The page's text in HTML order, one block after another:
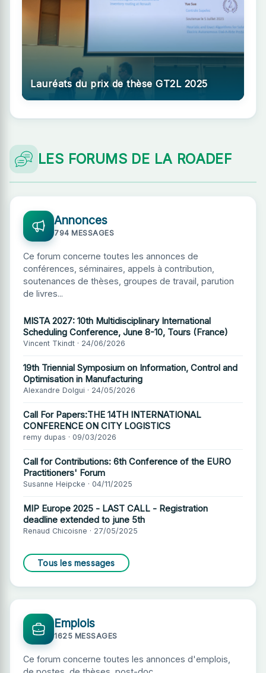
Lauréats du prix de thèse GT2L 2025
LES FORUMS DE LA ROADEF
Annonces
794 MESSAGES
Ce forum concerne toutes les annonces de
conférences, séminaires, appels à contribution,
soutenances de thèses, groupes de travail, parution
de livres...
MISTA 2027: 10th Multidisciplinary International
Scheduling Conference, June 8-10, Tours (France)
Vincent Tkindt · 24/06/2026
19th Triennial Symposium on Information, Control and
Optimisation in Manufacturing
Alexandre Dolgui · 24/05/2026
Call For Papers:THE 14TH INTERNATIONAL
CONFERENCE ON CITY LOGISTICS
remy dupas · 09/03/2026
Call for Contributions: 6th Conference of the EURO
Practitioners' Forum
Susanne Heipcke · 04/11/2025
MIP Europe 2025 - LAST CALL - Registration
deadline extended to june 5th
Renaud Chicoisne · 27/05/2025
Tous les messages
Emplois
1625 MESSAGES
Ce forum concerne toutes les annonces d'emplois,